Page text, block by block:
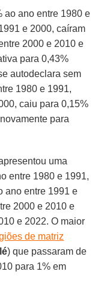
ao ano entre 1980 e
e 2000, caíram
2000 e 2010 e
para 0,43%
autodeclara sem
1980 e 1991,
caiu para 0,15%
para
uma
entre 1980 e 1991,
ano entre 1991 e
2000 e 2010 e
e 2022. O maior
de matriz
) que passaram de
para 1% em